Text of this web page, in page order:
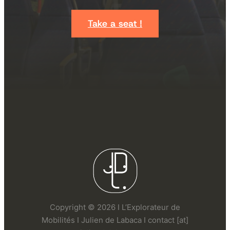
Take a seat !
Copyright © 2026 I L’Explorateur de
Mobilités I Julien de Labaca I contact [at]